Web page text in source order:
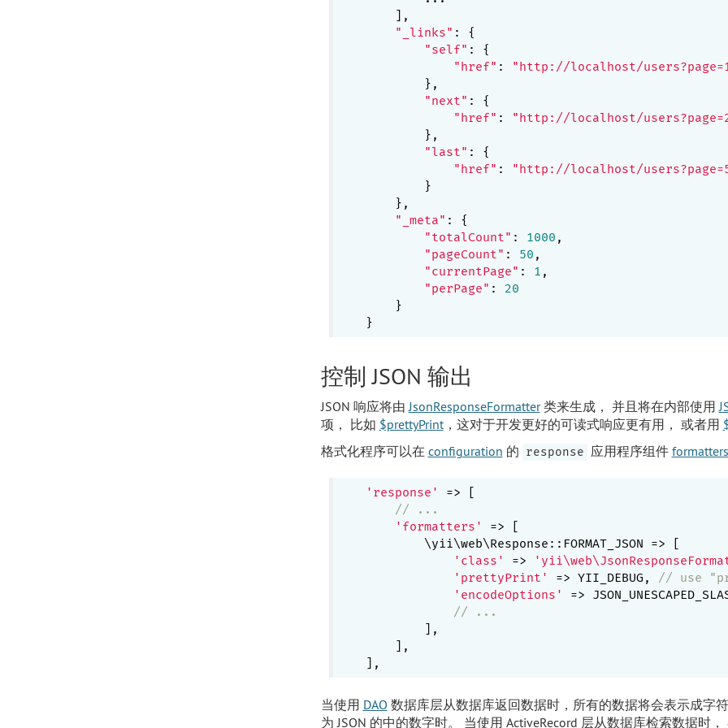
    ],
"_links" : {
"self" : {
"href" :
"http://localhost/
        },
"next" : {
"href" :
"http://localhost/
        },
"last" : {
"href" :
"http://localhost/
        }
    },
"_meta" : {
"totalCount" : 1000 ,
"pageCount" : 50 ,
"currentPage" : 1 ,
"perPage" : 20
    }
控制 JSON 输出
JSON 响应将由JsonResponseFormatter类来生成， 并且将在内部使用
项， 比如 $prettyPrint，这对于开发更好的可读式响应更有用， 或者用
格式化程序可以在 configuration 的 response 应用程序组件 formatters
'response'
=> [
// ...
'formatters'
=> [
        \yii\web\Response::FORMAT_JSON => [
'class'
=>
'prettyPrint'
=> YII_DEBUG,
// use
'encodeOptions'
=>
// ...
        ],
    ],
当使用 DAO 数据库层从数据库返回数据时，所有的数据将会表示成字
为 JSON 的中的数字时。 当使用 ActiveRecord 层从数据库检索数据时，